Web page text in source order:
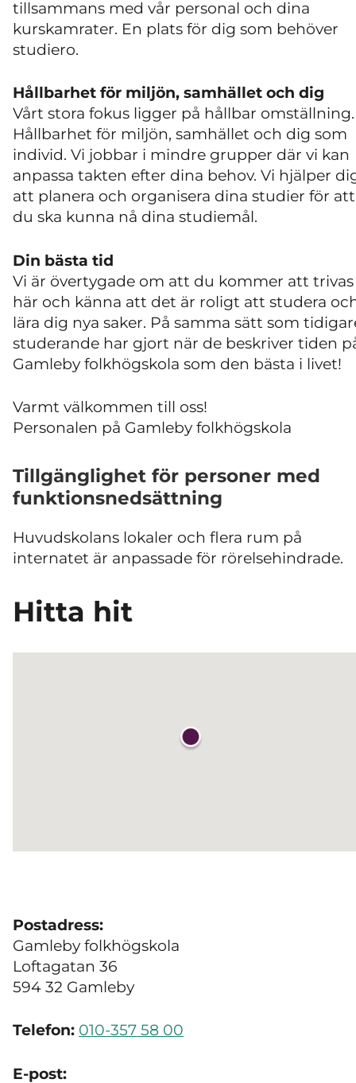
tillsammans med vår personal och dina
kurskamrater. En plats för dig som behöver
studiero.
Hållbarhet för miljön, samhället och dig
Vårt stora fokus ligger på hållbar omställning.
Hållbarhet för miljön, samhället och dig som
individ. Vi jobbar i mindre grupper där vi kan
anpassa takten efter dina behov. Vi hjälper
att planera och organisera dina studier för att
du ska kunna nå dina studiemål.
Din bästa tid
Vi är övertygade om att du kommer att trivas
här och känna att det är roligt att studera
lära dig nya saker. På samma sätt som
studerande har gjort när de beskriver tiden
Gamleby folkhögskola som den bästa i livet!
Varmt välkommen till oss!
Personalen på Gamleby folkhögskola
Tillgänglighet för personer med
funktionsnedsättning
Huvudskolans lokaler och flera rum på
internatet är anpassade för rörelsehindrade.
Hitta hit
Postadress:
Gamleby folkhögskola
Loftagatan 36
594 32 Gamleby
Telefon: 010-357 58 00
E-post: